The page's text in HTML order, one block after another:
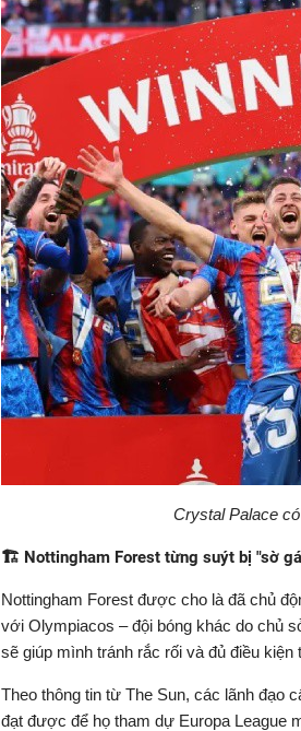
Crystal Palace
🏗️ Nottingham Forest từng suýt bị "sờ
Nottingham Forest được cho là đã chủ
với Olympiacos – đội bóng khác do chủ
sẽ giúp mình tránh rắc rối và đủ điều
Theo thông tin từ The Sun, các lãnh đạo
đạt được để họ tham dự Europa League